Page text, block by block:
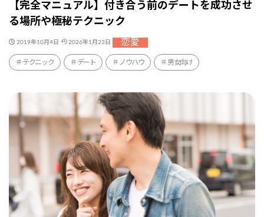
【完全マニュアル】付き合う前のデートを成功させ
る場所や極秘テクニック
2019年10月4日 2026年1月23日 恋愛
テクニック デート ノウハウ 男女向け